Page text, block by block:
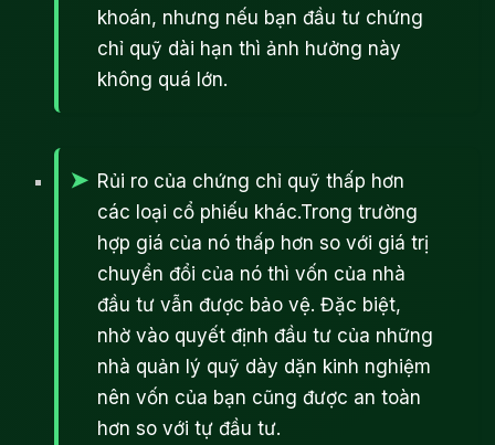
khoán, nhưng nếu bạn đầu tư chứng
chỉ quỹ dài hạn thì ảnh hưởng này
không quá lớn.
Rủi ro của chứng chỉ quỹ thấp hơn
các loại cổ phiếu khác.Trong trường
hợp giá của nó thấp hơn so với giá trị
chuyển đổi của nó thì vốn của nhà
đầu tư vẫn được bảo vệ. Đặc biệt,
nhờ vào quyết định đầu tư của những
nhà quản lý quỹ dày dặn kinh nghiệm
nên vốn của bạn cũng được an toàn
hơn so với tự đầu tư.